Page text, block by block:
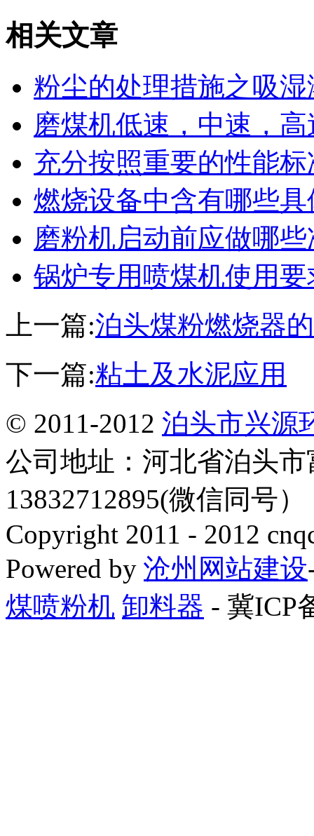
相关文章
粉尘的处理措施之吸
磨煤机低速，中速，
充分按照重要的性能
燃烧设备中含有哪些
磨粉机启动前应做哪
锅炉专用喷煤机使用
上一篇:泊头煤粉燃烧器
下一篇:粘土及水泥应用
© 2011-2012 泊头市兴源
公司地址：河北省泊头
13832712895(微信同号
Copyright 2011 - 2012
Powered by 沧州网站建设
煤喷粉机 卸料器 - 冀ICP